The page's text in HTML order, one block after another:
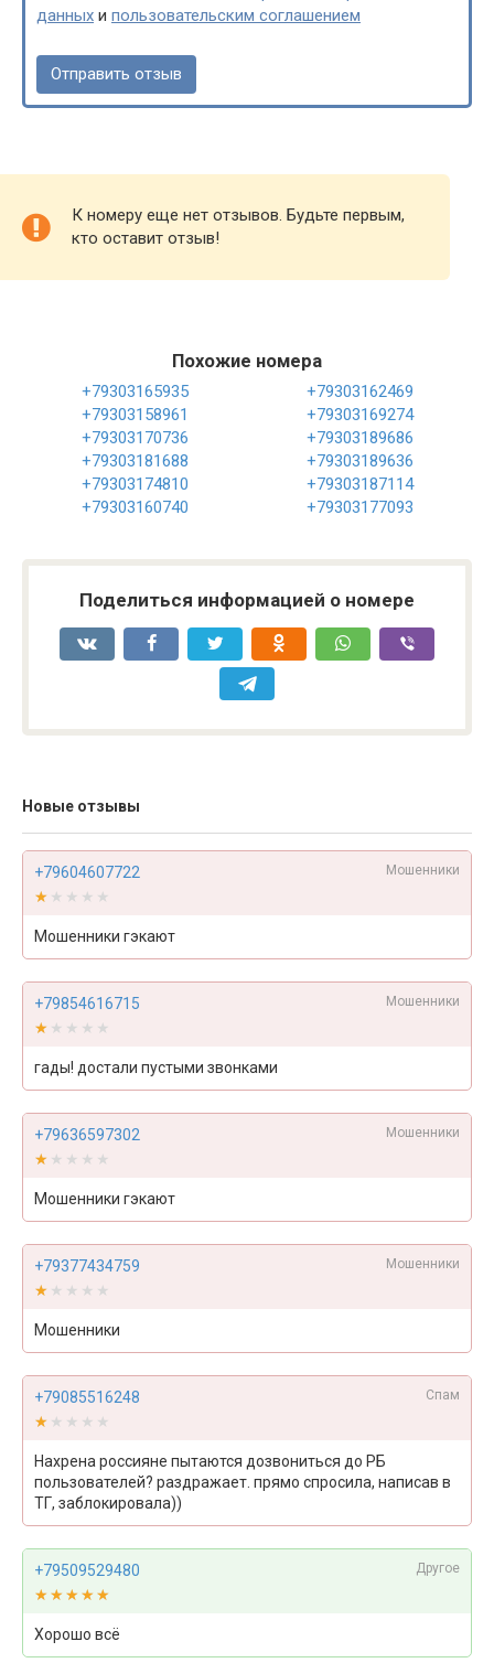
данных и пользовательским соглашением
К номеру еще нет отзывов. Будьте первым,
кто оставит отзыв!
Похожие номера
+79303165935
+79303162469
+79303158961
+79303169274
+79303170736
+79303189686
+79303181688
+79303189636
+79303174810
+79303187114
+79303160740
+79303177093
Поделиться информацией о номере
Новые отзывы
+79604607722 Мошенники
★★★★★
★★★★★
Мошенники гэкают
+79854616715 Мошенники
★★★★★
★★★★★
гады! достали пустыми звонками
+79636597302 Мошенники
★★★★★
★★★★★
Мошенники гэкают
+79377434759 Мошенники
★★★★★
★★★★★
Мошенники
+79085516248 Спам
★★★★★
★★★★★
Нахрена россияне пытаются дозвониться до РБ
пользователей? раздражает. прямо спросила, написав в
ТГ, заблокировала))
+79509529480 Другое
★★★★★
★★★★★
Хорошо всё